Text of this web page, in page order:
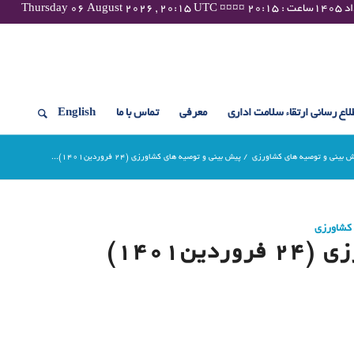
رسانی ارتقاء سلامت اداری معرفی تماس با ما English
بینی و توصیه های کشاورزی / پیش بینی و توصیه های کشاورزی (24 فروردین۱۴۰۱)...